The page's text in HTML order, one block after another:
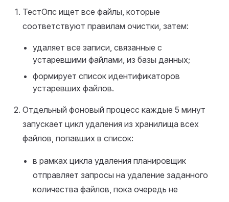
ТестОпс ищет все файлы, которые
соответствуют правилам очистки, затем:
удаляет все записи, связанные с
устаревшими файлами, из базы данных;
формирует список идентификаторов
устаревших файлов.
Отдельный фоновый процесс каждые 5 минут
запускает цикл удаления из хранилища всех
файлов, попавших в список:
в рамках цикла удаления планировщик
отправляет запросы на удаление заданного
количества файлов, пока очередь не